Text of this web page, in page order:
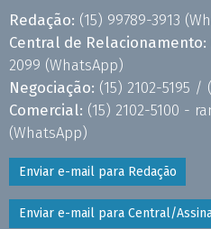
Redação: (15) 99789-3913
Central de Relacionamento:
2099 (WhatsApp)
Negociação: (15) 2102-5195 /
Comercial: (15) 2102-5100 -
(WhatsApp)
Enviar e-mail para Redação
Enviar e-mail para Central/